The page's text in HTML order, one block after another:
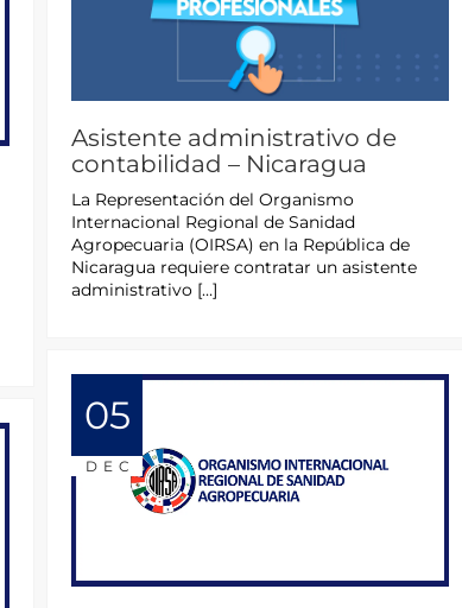
Asistente administrativo de
contabilidad – Nicaragua
La Representación del Organismo
Internacional Regional de Sanidad
Agropecuaria (OIRSA) en la República de
Nicaragua requiere contratar un asistente
administrativo […]
05
DEC